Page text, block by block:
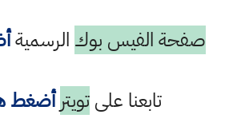
صفحة الفيس بوك الرسمية
تابعنا علىتويتر أضغط